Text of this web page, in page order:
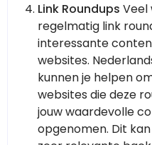
Link Roundups Veel
regelmatig link
interessante
websites.
kunnen je helpen
websites die deze
jouw waardevolle
opgenomen. Dit